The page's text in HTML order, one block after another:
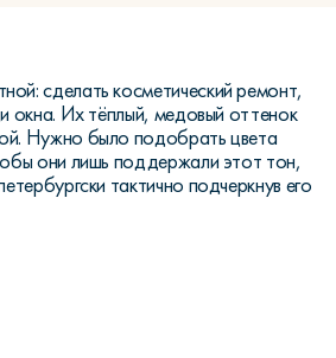
сделать косметический ремонт,
окна. Их тёплый, медовый оттенок
Нужно было подобрать цвета
они лишь поддержали этот тон,
тактично подчеркнув его